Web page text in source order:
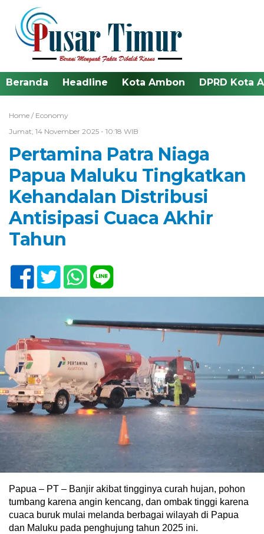
Beranda Headline Kota Ambon DPRD Kota
Home / Economy
Jumat, 14 November 2025 - 10:18 WIB
Pertamina Patra Niaga
Papua Maluku Tingkatkan
Kehandalan Distribusi
Antisipasi Cuaca Akhir
Tahun
Papua – PT – Banjir akibat tingginya curah hujan, pohon
tumbang karena angin kencang, dan ombak tinggi karena
cuaca buruk mulai melanda berbagai wilayah di Papua
dan Maluku pada penghujung tahun 2025 ini.